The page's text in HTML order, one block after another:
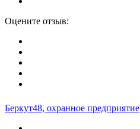
Оцените отзыв:
Беркут48, охранное предприятие